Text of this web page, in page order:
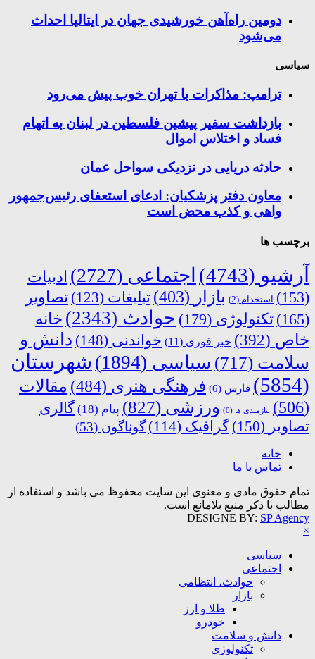
دومین راه‌آهن خورشیدی جهان در ایتالیا احداث
می‌شود
سیاسی
ترامپ: مذاکرات با تهران خوب پیش می‌رود
بازداشت سفیر پیشین فلسطین در لبنان به اتهام
فساد و اختلاس اموال
حادثه دریایی در نزدیکی سواحل عمان
معاون دفتر پزشکیان: ادعای استعفای رئیس‌جمهور
واهی و کذب محض است
برچسب ها
آرشیو (4743) اجتماعی (2727)
ادبیات
(153)
استخدام (2) بازار (403) تبلیغات (123)
تصاویر
(165)
تکنولوژی (179) حوادث (2343)
خانه
خاص (392) خبر فوری (11) خواندنی (148)
دانش و
سلامت (717) سیاسی (1894)
شهرستان
(5854)
فارس (6) فرهنگی هنری (484)
مقالات
(506)
نیازمندی ها (0) ورزشی (827) پیام (18)
گالری
تصاویر (150) گرافیک (114) گوناگون (53)
خانه
تماس با ما
تمام حقوق مادی و معنوی این سایت محفوظ می باشد و استفاده از
مطالب با ذکر منبع بلامانع است.
DESIGNE BY: SP Agency
×
سیاسی
اجتماعی
حوادث، انتظامی
بازار
طلا و ارز
خودرو
دانش و سلامت
تکنولوژی